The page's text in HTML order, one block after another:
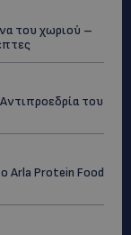
του χωριού –
του
Arla Protein Food